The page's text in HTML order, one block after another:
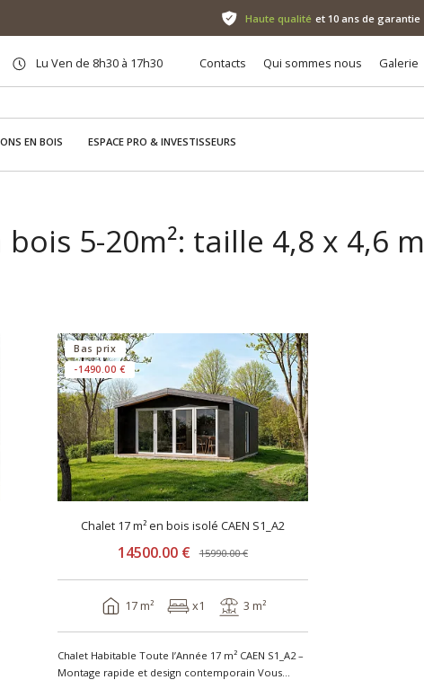
Haute qualité et 10 ans de garantie
Lu Ven de 8h30 à 17h30 Contacts Qui sommes nous Galerie
EN BOIS ESPACE PRO & INVESTISSEURS
5-20m²: taille 4,8 x 4,6 m
Bas prix
-1490.00 €
Chalet 17 m² en bois isolé CAEN S1_A2
14500.00 € 15990.00 €
17 m² x1 3 m²
Chalet Habitable Toute l’Année 17 m² CAEN S1_A2 –
Montage rapide et design contemporain Vous